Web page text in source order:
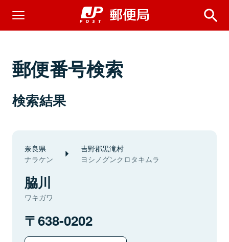
郵便番号検索
検索結果
奈良県
ナラケン
吉野郡黒滝村
ヨシノグンクロタキムラ
脇川
ワキガワ
638-0202